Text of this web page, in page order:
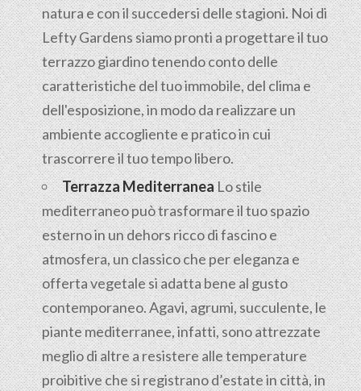
natura e con il succedersi delle stagioni. Noi di
Lefty Gardens siamo pronti a progettare il tuo
terrazzo giardino tenendo conto delle
caratteristiche del tuo immobile, del clima e
dell'esposizione, in modo da realizzare un
ambiente accogliente e pratico in cui
trascorrere il tuo tempo libero.
Terrazza MediterraneaLo stile
mediterraneo può trasformare il tuo spazio
esterno in un dehors ricco di fascino e
atmosfera, un classico che per eleganza e
offerta vegetale si adatta bene al gusto
contemporaneo. Agavi, agrumi, succulente, le
piante mediterranee, infatti, sono attrezzate
meglio di altre a resistere alle temperature
proibitive che si registrano d’estate in città, in